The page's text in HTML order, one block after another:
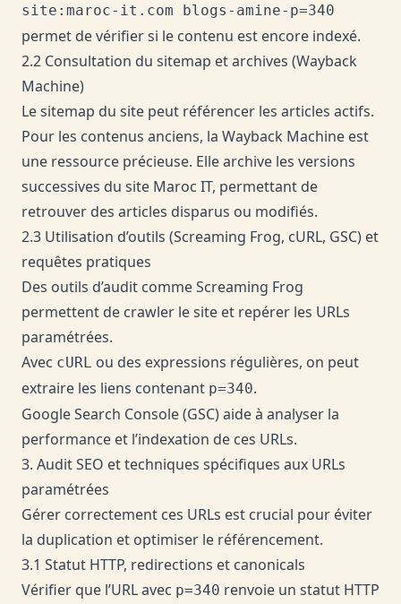
site:maroc-it.com blogs-amine-p=340
permet de vérifier si le contenu est encore indexé.
2.2 Consultation du sitemap et archives (Wayback
Machine)
Le sitemap du site peut référencer les articles actifs.
Pour les contenus anciens, la Wayback Machine est
une ressource précieuse. Elle archive les versions
successives du site Maroc IT, permettant de
retrouver des articles disparus ou modifiés.
2.3 Utilisation d’outils (Screaming Frog, cURL, GSC) et
requêtes pratiques
Des outils d’audit comme Screaming Frog
permettent de crawler le site et repérer les URLs
paramétrées.
Avec cURL ou des expressions régulières, on peut
extraire les liens contenant p=340.
Google Search Console (GSC) aide à analyser la
performance et l’indexation de ces URLs.
3. Audit SEO et techniques spécifiques aux URLs
paramétrées
Gérer correctement ces URLs est crucial pour éviter
la duplication et optimiser le référencement.
3.1 Statut HTTP, redirections et canonicals
Vérifier que l’URL avec p=340 renvoie un statut HTTP